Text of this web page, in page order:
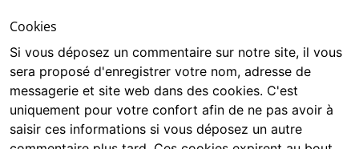
Cookies
Si vous déposez un commentaire sur notre site, il vous
sera proposé d'enregistrer votre nom, adresse de
messagerie et site web dans des cookies. C'est
uniquement pour votre confort afin de ne pas avoir à
saisir ces informations si vous déposez un autre